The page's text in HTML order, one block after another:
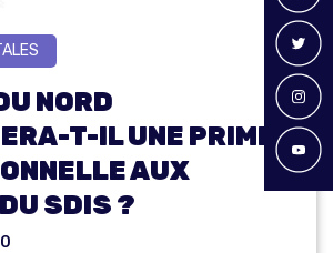
NORD
T-IL UNE PRIME
AUX
SDIS ?